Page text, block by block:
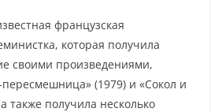
французская
которая получила
своими произведениями,
(1979) и «Сокол и
также получила несколько